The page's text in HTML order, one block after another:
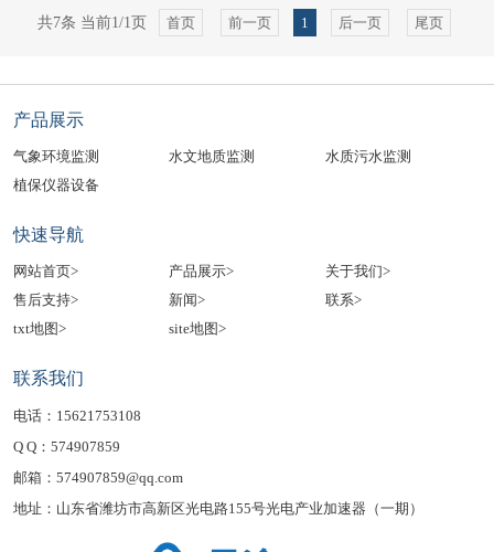
度测量范围-100~+200℃，采用超低
共7条 当前1/1页 首页 前一页 1 后一页 尾页
产品展示
气象环境监测 水文地质监测
水质污水监测
植保仪器设备
快速导航
网站首页> 产品展示>
关于我们>
售后支持>
新闻>
联系>
txt地图>
site地图>
联系我们
电话：15621753108
Q Q：574907859
邮箱：574907859@qq.com
地址：山东省潍坊市高新区光电路155号光电产业加速器（一期）